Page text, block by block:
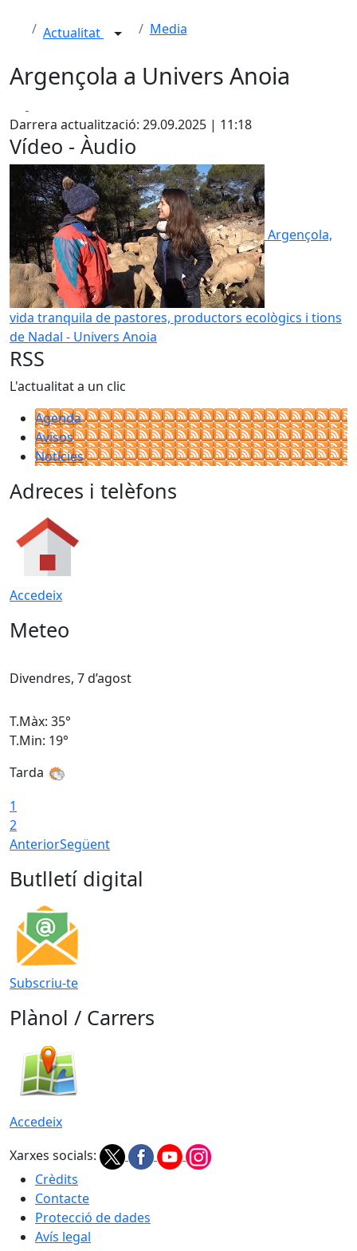
Actualitat Media
Argençola a Univers Anoia
Darrera actualització: 29.09.2025 | 11:18
Vídeo - Àudio
Argençola,
vida tranquila de pastores, productors ecològics i tions
de Nadal - Univers Anoia
RSS
L'actualitat a un clic
Agenda
Avisos
Notícies
Adreces i telèfons
Accedeix
Meteo
Divendres, 7 d’agost
T.Màx: 35°
T.Min: 19°
Tarda
1
2
AnteriorSegüent
Butlletí digital
Subscriu-te
Plànol / Carrers
Accedeix
Xarxes socials:
Crèdits
Contacte
Protecció de dades
Avís legal